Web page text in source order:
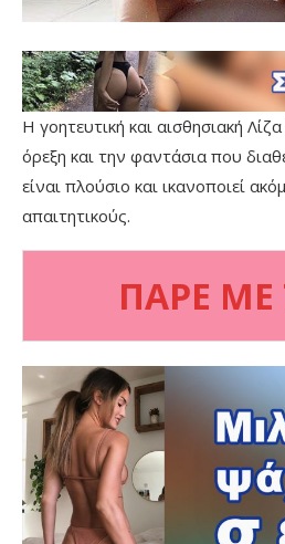
Η γοητευτική και αισθησιακή
όρεξη και την φαντάσια που
είναι πλούσιο και ικανοποιεί
απαιτητικούς.
ΠΑΡΕ ΜΕ